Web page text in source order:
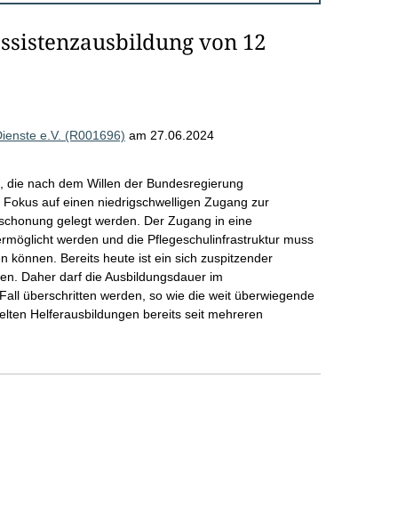
von 12
e.V. (R001696) am 27.06.2024
nach dem Willen der Bundesregierung
auf einen niedrigschwelligen Zugang zur
gelegt werden. Der Zugang in eine
werden und die Pflegeschulinfrastruktur muss
können. Bereits heute ist ein sich zuspitzender
Daher darf die Ausbildungsdauer im
überschritten werden, so wie die weit überwiegende
Helferausbildungen bereits seit mehreren